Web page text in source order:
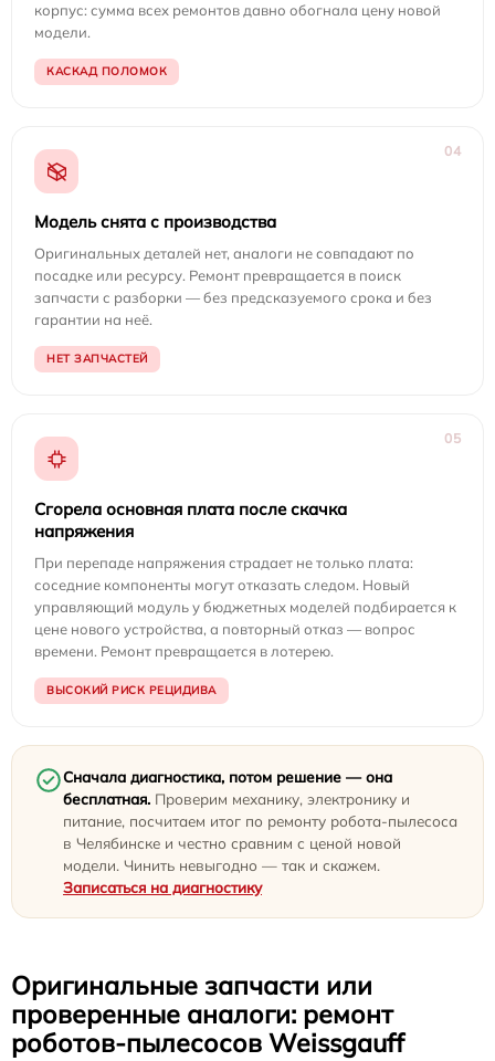
корпус: сумма всех ремонтов давно обогнала цену новой
модели.
КАСКАД ПОЛОМОК
04
Модель снята с производства
Оригинальных деталей нет, аналоги не совпадают по
посадке или ресурсу. Ремонт превращается в поиск
запчасти с разборки — без предсказуемого срока и без
гарантии на неё.
НЕТ ЗАПЧАСТЕЙ
05
Сгорела основная плата после скачка
напряжения
При перепаде напряжения страдает не только плата:
соседние компоненты могут отказать следом. Новый
управляющий модуль у бюджетных моделей подбирается к
цене нового устройства, а повторный отказ — вопрос
времени. Ремонт превращается в лотерею.
ВЫСОКИЙ РИСК РЕЦИДИВА
Сначала диагностика, потом решение — она
бесплатная. Проверим механику, электронику и
питание, посчитаем итог по ремонту робота-пылесоса
в Челябинске и честно сравним с ценой новой
модели. Чинить невыгодно — так и скажем.
Записаться на диагностику
Оригинальные запчасти или
проверенные аналоги: ремонт
роботов-пылесосов Weissgauff